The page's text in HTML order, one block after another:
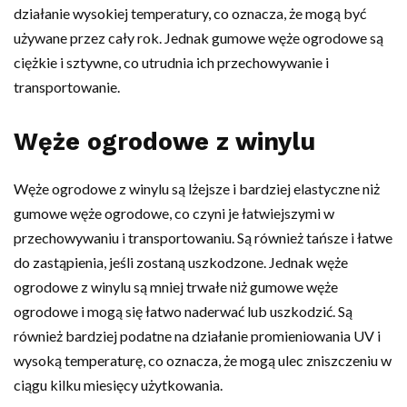
działanie wysokiej temperatury, co oznacza, że ​​mogą być
używane przez cały rok. Jednak gumowe węże ogrodowe są
ciężkie i sztywne, co utrudnia ich przechowywanie i
transportowanie.
Węże ogrodowe z winylu
Węże ogrodowe z winylu są lżejsze i bardziej elastyczne niż
gumowe węże ogrodowe, co czyni je łatwiejszymi w
przechowywaniu i transportowaniu. Są również tańsze i łatwe
do zastąpienia, jeśli zostaną uszkodzone. Jednak węże
ogrodowe z winylu są mniej trwałe niż gumowe węże
ogrodowe i mogą się łatwo naderwać lub uszkodzić. Są
również bardziej podatne na działanie promieniowania UV i
wysoką temperaturę, co oznacza, że ​​mogą ulec zniszczeniu w
ciągu kilku miesięcy użytkowania.